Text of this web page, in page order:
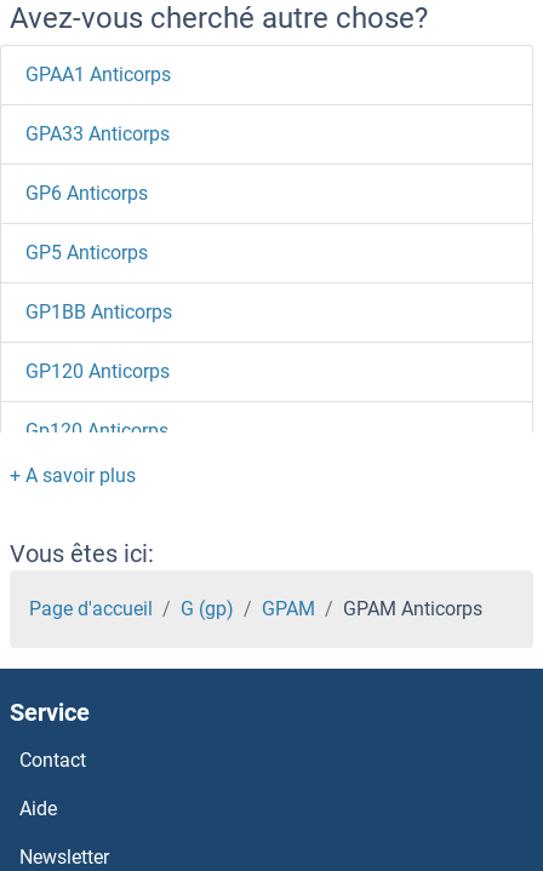
Avez-vous cherché autre chose?
GPAA1 Anticorps
GPA33 Anticorps
GP6 Anticorps
GP5 Anticorps
GP1BB Anticorps
GP120 Anticorps
Gp120 Anticorps
GP111 Anticorps
GOT1 Anticorps
GOSR2 Anticorps
GORASP2 Anticorps
GORASP1 Anticorps
GOPC Anticorps
Vous êtes ici:
Page d'accueil G (gp) GPAM GPAM Anticorps
Service
Contact
Aide
Newsletter